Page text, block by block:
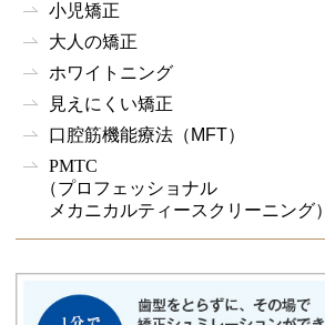
小児矯正
大人の矯正
ホワイトニング
見えにくい矯正
口腔筋機能療法 （MFT）
PMTC
（プロフェッショナル
メカニカルティースクリーニング）